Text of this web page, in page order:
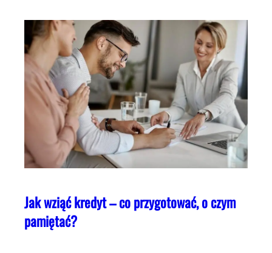
Jak wziąć kredyt – co przygotować, o czym
pamiętać?